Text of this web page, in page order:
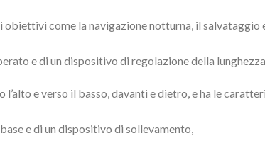
come la navigazione notturna, il salvataggio
e di un dispositivo di regolazione della
e verso il basso, davanti e dietro, e ha le
e di un dispositivo di sollevamento,